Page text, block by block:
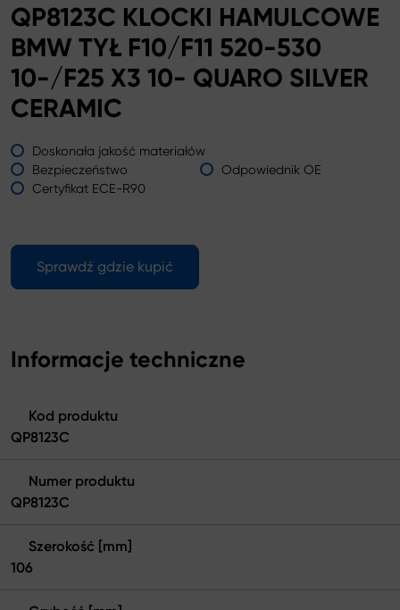
QP8123C KLOCKI HAMULCOWE
BMW TYŁ F10/F11 520-530
10-/F25 X3 10- QUARO SILVER
CERAMIC
Doskonała jakość materiałów
Bezpieczeństwo
Odpowiednik OE
Certyfikat ECE-R90
Sprawdź gdzie kupić
Informacje techniczne
Kod produktu
QP8123C
Numer produktu
QP8123C
Szerokość [mm]
106